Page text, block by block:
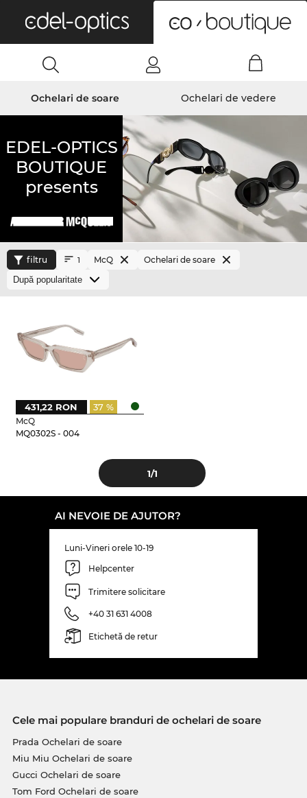
Ochelari de soare Ochelari de vedere
EDEL-OPTICS
BOUTIQUE
presents
filtru 1 McQ Ochelari de soare
McQ
MQ0302S - 004
37 %
431,22 RON
1/1
AI NEVOIE DE AJUTOR?
Luni-Vineri orele 10-19
Helpcenter
Trimitere solicitare
+40 31 631 4008
Etichetă de retur
Cele mai populare branduri de ochelari de soare
Prada Ochelari de soare
Miu Miu Ochelari de soare
Gucci Ochelari de soare
Tom Ford Ochelari de soare